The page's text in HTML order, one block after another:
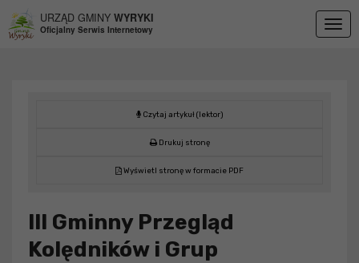
URZĄD GMINY WYRYKI
Oficjalny Serwis Internetowy
Czytaj artykuł (lektor)
Drukuj stronę
Wyświetl stronę w formacie PDF
III Gminny Przegląd
Kolędników i Grup